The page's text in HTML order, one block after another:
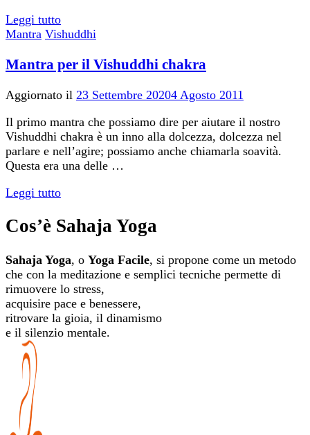
Leggi tutto
Mantra Vishuddhi
Mantra per il Vishuddhi chakra
Aggiornato il 23 Settembre 20204 Agosto 2011
Il primo mantra che possiamo dire per aiutare il nostro
Vishuddhi chakra è un inno alla dolcezza, dolcezza nel
parlare e nell’agire; possiamo anche chiamarla soavità.
Questa era una delle …
Leggi tutto
Cos’è Sahaja Yoga
Sahaja Yoga, o Yoga Facile, si propone come un metodo
che con la meditazione e semplici tecniche permette di
rimuovere lo stress,
acquisire pace e benessere,
ritrovare la gioia, il dinamismo
e il silenzio mentale.